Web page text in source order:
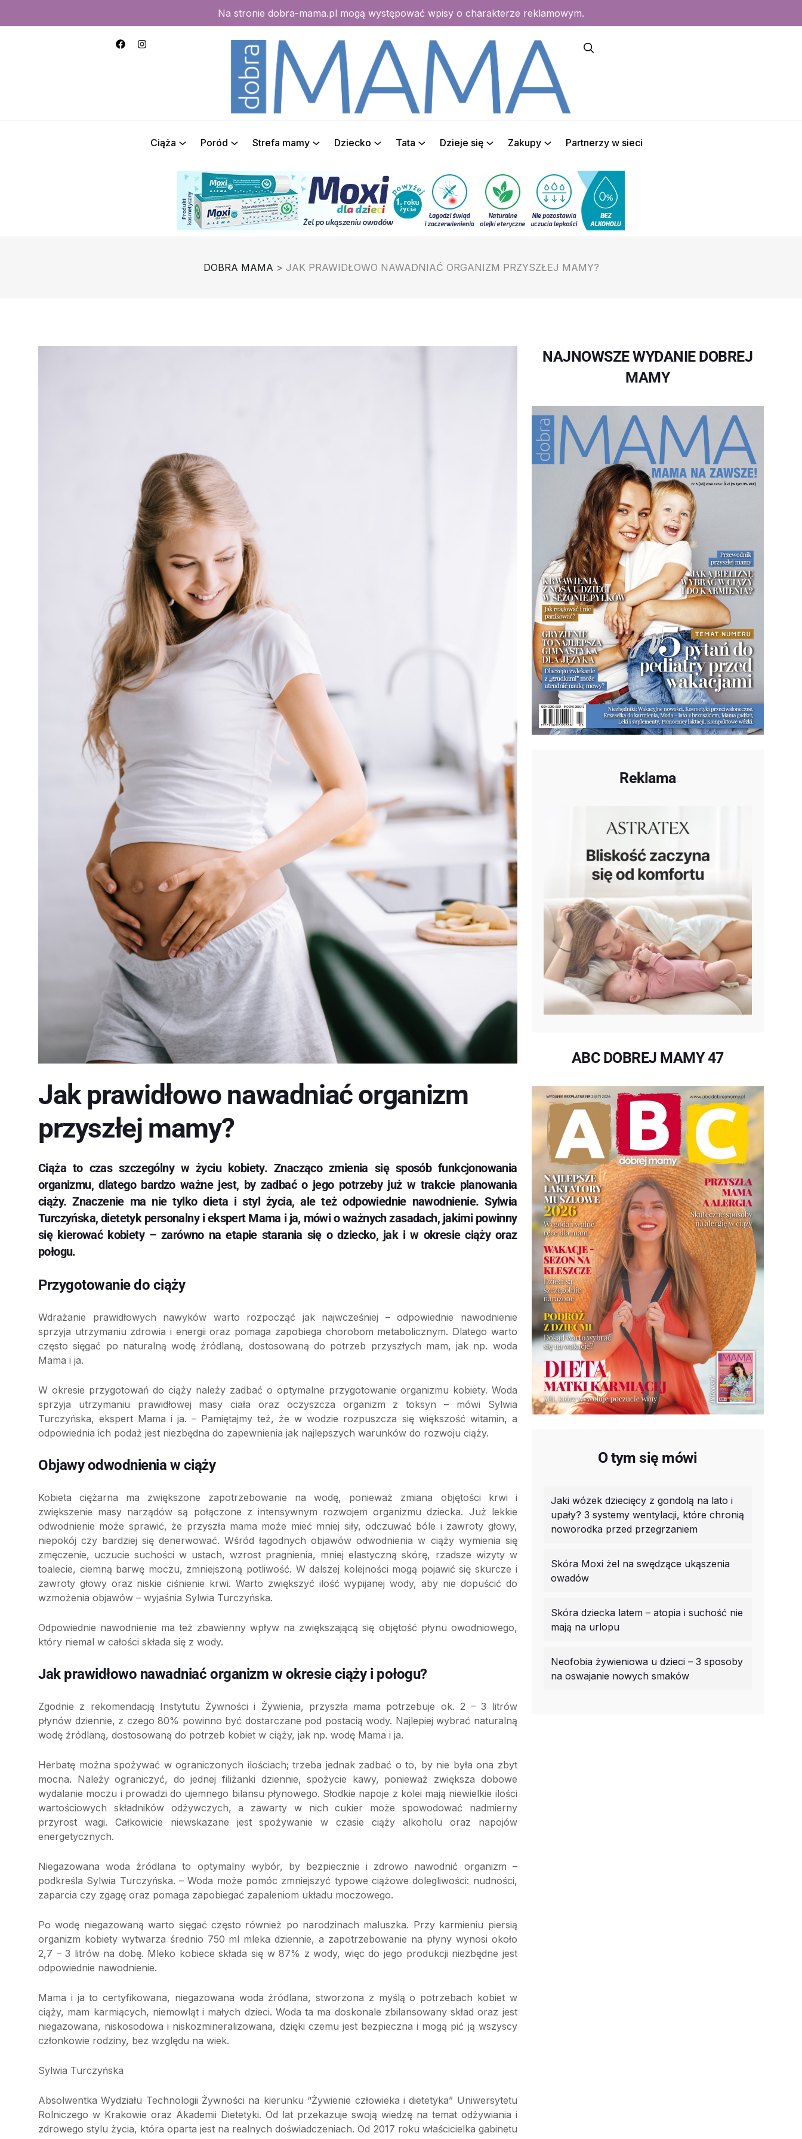
Na stronie dobra-mama.pl mogą występować wpisy o charakterze reklamowym.
Ciąża Poród Strefa mamy Dziecko Tata Dzieje się Zakupy Partnerzy w sieci
DOBRA MAMA > JAK PRAWIDŁOWO NAWADNIAĆ ORGANIZM PRZYSZŁEJ MAMY?
Jak prawidłowo nawadniać organizm
przyszłej mamy?
Ciąża to czas szczególny w życiu kobiety. Znacząco zmienia się sposób funkcjonowania
organizmu, dlatego bardzo ważne jest, by zadbać o jego potrzeby już w trakcie planowania
ciąży. Znaczenie ma nie tylko dieta i styl życia, ale też odpowiednie nawodnienie. Sylwia
Turczyńska, dietetyk personalny i ekspert Mama i ja, mówi o ważnych zasadach, jakimi powinny
się kierować kobiety – zarówno na etapie starania się o dziecko, jak i w okresie ciąży oraz
połogu.
Przygotowanie do ciąży
Wdrażanie prawidłowych nawyków warto rozpocząć jak najwcześniej – odpowiednie nawodnienie
sprzyja utrzymaniu zdrowia i energii oraz pomaga zapobiega chorobom metabolicznym. Dlatego warto
często sięgać po naturalną wodę źródlaną, dostosowaną do potrzeb przyszłych mam, jak np. woda
Mama i ja.
W okresie przygotowań do ciąży należy zadbać o optymalne przygotowanie organizmu kobiety. Woda
sprzyja utrzymaniu prawidłowej masy ciała oraz oczyszcza organizm z toksyn – mówi Sylwia
Turczyńska, ekspert Mama i ja. – Pamiętajmy też, że w wodzie rozpuszcza się większość witamin, a
odpowiednia ich podaż jest niezbędna do zapewnienia jak najlepszych warunków do rozwoju ciąży.
Objawy odwodnienia w ciąży
Kobieta ciężarna ma zwiększone zapotrzebowanie na wodę, ponieważ zmiana objętości krwi i
zwiększenie masy narządów są połączone z intensywnym rozwojem organizmu dziecka. Już lekkie
odwodnienie może sprawić, że przyszła mama może mieć mniej siły, odczuwać bóle i zawroty głowy,
niepokój czy bardziej się denerwować. Wśród łagodnych objawów odwodnienia w ciąży wymienia się
zmęczenie, uczucie suchości w ustach, wzrost pragnienia, mniej elastyczną skórę, rzadsze wizyty w
toalecie, ciemną barwę moczu, zmniejszoną potliwość. W dalszej kolejności mogą pojawić się skurcze i
zawroty głowy oraz niskie ciśnienie krwi. Warto zwiększyć ilość wypijanej wody, aby nie dopuścić do
wzmożenia objawów – wyjaśnia Sylwia Turczyńska.
Odpowiednie nawodnienie ma też zbawienny wpływ na zwiększającą się objętość płynu owodniowego,
który niemal w całości składa się z wody.
Jak prawidłowo nawadniać organizm w okresie ciąży i połogu?
Zgodnie z rekomendacją Instytutu Żywności i Żywienia, przyszła mama potrzebuje ok. 2 – 3 litrów
płynów dziennie, z czego 80% powinno być dostarczane pod postacią wody. Najlepiej wybrać naturalną
wodę źródlaną, dostosowaną do potrzeb kobiet w ciąży, jak np. wodę Mama i ja.
Herbatę można spożywać w ograniczonych ilościach; trzeba jednak zadbać o to, by nie była ona zbyt
mocna. Należy ograniczyć, do jednej filiżanki dziennie, spożycie kawy, ponieważ zwiększa dobowe
wydalanie moczu i prowadzi do ujemnego bilansu płynowego. Słodkie napoje z kolei mają niewielkie ilości
wartościowych składników odżywczych, a zawarty w nich cukier może spowodować nadmierny
przyrost wagi. Całkowicie niewskazane jest spożywanie w czasie ciąży alkoholu oraz napojów
energetycznych.
Niegazowana woda źródlana to optymalny wybór, by bezpiecznie i zdrowo nawodnić organizm –
podkreśla Sylwia Turczyńska. – Woda może pomóc zmniejszyć typowe ciążowe dolegliwości: nudności,
zaparcia czy zgagę oraz pomaga zapobiegać zapaleniom układu moczowego.
Po wodę niegazowaną warto sięgać często również po narodzinach maluszka. Przy karmieniu piersią
organizm kobiety wytwarza średnio 750 ml mleka dziennie, a zapotrzebowanie na płyny wynosi około
2,7 – 3 litrów na dobę. Mleko kobiece składa się w 87% z wody, więc do jego produkcji niezbędne jest
odpowiednie nawodnienie.
Mama i ja to certyfikowana, niegazowana woda źródlana, stworzona z myślą o potrzebach kobiet w
ciąży, mam karmiących, niemowląt i małych dzieci. Woda ta ma doskonale zbilansowany skład oraz jest
niegazowana, niskosodowa i niskozmineralizowana, dzięki czemu jest bezpieczna i mogą pić ją wszyscy
członkowie rodziny, bez względu na wiek.
Sylwia Turczyńska
Absolwentka Wydziału Technologii Żywności na kierunku “Żywienie człowieka i dietetyka” Uniwersytetu
Rolniczego w Krakowie oraz Akademii Dietetyki. Od lat przekazuje swoją wiedzę na temat odżywiania i
zdrowego stylu życia, która oparta jest na realnych doświadczeniach. Od 2017 roku właścicielka gabinetu
NAJNOWSZE WYDANIE DOBREJ
MAMY
Reklama
ABC DOBREJ MAMY 47
O tym się mówi
Jaki wózek dziecięcy z gondolą na lato i
upały? 3 systemy wentylacji, które chronią
noworodka przed przegrzaniem
Skóra Moxi żel na swędzące ukąszenia
owadów
Skóra dziecka latem – atopia i suchość nie
mają na urlopu
Neofobia żywieniowa u dzieci – 3 sposoby
na oswajanie nowych smaków